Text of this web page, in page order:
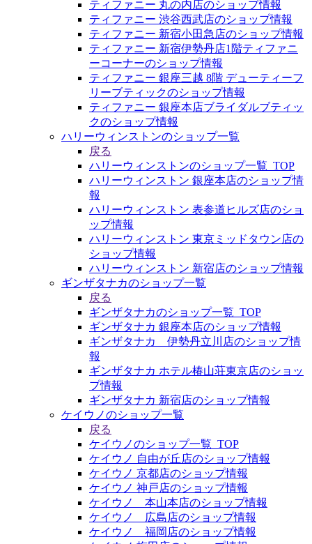
ティファニー 丸の内店のショップ情報
ティファニー 渋谷西武店のショップ情報
ティファニー 新宿小田急店のショップ情報
ティファニー 新宿伊勢丹店1階ティファニ
ーコーナーのショップ情報
ティファニー 銀座三越 8階 デューティーフ
リーブティックのショップ情報
ティファニー 銀座本店ブライダルブティッ
クのショップ情報
ハリーウィンストンのショップ一覧
戻る
ハリーウィンストンのショップ一覧_TOP
ハリーウィンストン 銀座本店のショップ情
報
ハリーウィンストン 表参道ヒルズ店のショ
ップ情報
ハリーウィンストン 東京ミッドタウン店の
ショップ情報
ハリーウィンストン 新宿店のショップ情報
ギンザタナカのショップ一覧
戻る
ギンザタナカのショップ一覧_TOP
ギンザタナカ 銀座本店のショップ情報
ギンザタナカ 伊勢丹立川店のショップ情
報
ギンザタナカ ホテル椿山荘東京店のショッ
プ情報
ギンザタナカ 新宿店のショップ情報
ケイウノのショップ一覧
戻る
ケイウノのショップ一覧_TOP
ケイウノ 自由が丘店のショップ情報
ケイウノ 京都店のショップ情報
ケイウノ 神戸店のショップ情報
ケイウノ 本山本店のショップ情報
ケイウノ 広島店のショップ情報
ケイウノ 福岡店のショップ情報